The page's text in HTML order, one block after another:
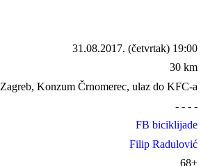
31.08.2017. (četvrtak) 19:00
30 km
Zagreb, Konzum Črnomerec, ulaz do KFC-a
- - - -
FB biciklijade
Filip Radulović
68+